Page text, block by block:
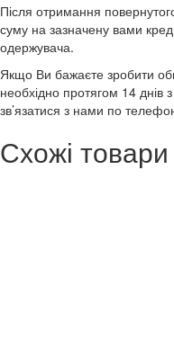
Після отримання
суму на зазначену вами
одержувача.
Якщо Ви бажаєте зробити
необхідно протягом 14
зв’язатися з нами по
Схожі товари